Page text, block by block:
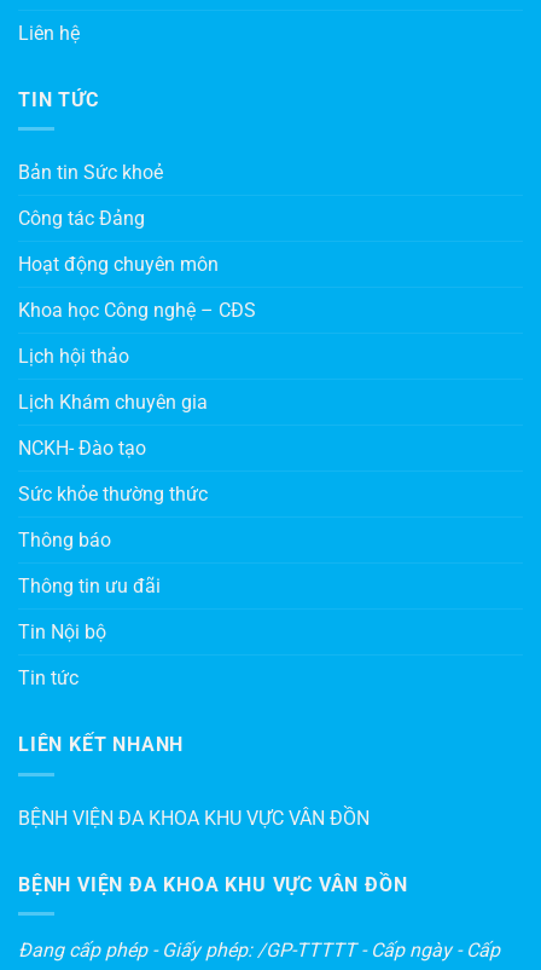
Liên hệ
TIN TỨC
Bản tin Sức khoẻ
Công tác Đảng
Hoạt động chuyên môn
Khoa học Công nghệ – CĐS
Lịch hội thảo
Lịch Khám chuyên gia
NCKH- Đào tạo
Sức khỏe thường thức
Thông báo
Thông tin ưu đãi
Tin Nội bộ
Tin tức
LIÊN KẾT NHANH
BỆNH VIỆN ĐA KHOA KHU VỰC VÂN ĐỒN
BỆNH VIỆN ĐA KHOA KHU VỰC VÂN ĐỒN
Đang cấp phép - Giấy phép: /GP-TTTTT - Cấp ngày - Cấp